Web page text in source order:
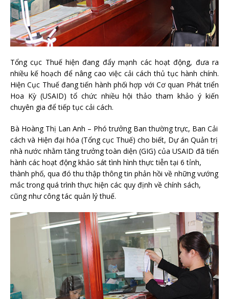
Tổng cục Thuế hiện đang đẩy mạnh các hoạt động, đưa ra
nhiều kế hoạch để nâng cao việc cải cách thủ tục hành chính.
Hiện Cục Thuế đang tiến hành phối hợp với Cơ quan Phát triển
Hoa Kỳ (USAID) tổ chức nhiều hội thảo tham khảo ý kiến
chuyên gia để tiếp tục cải cách.
Bà Hoàng Thị Lan Anh – Phó trưởng Ban thường trực, Ban Cải
cách và Hiện đại hóa (Tổng cục Thuế) cho biết, Dự án Quản trị
nhà nước nhằm tăng trưởng toàn diện (GIG) của USAID đã tiến
hành các hoạt động khảo sát tình hình thực tiễn tại 6 tỉnh,
thành phố, qua đó thu thập thông tin phản hồi về những vướng
mắc trong quá trình thực hiện các quy định về chính sách,
cũng như công tác quản lý thuế.